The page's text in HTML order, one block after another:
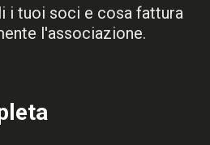
i tuoi soci e cosa fattura
l'associazione.